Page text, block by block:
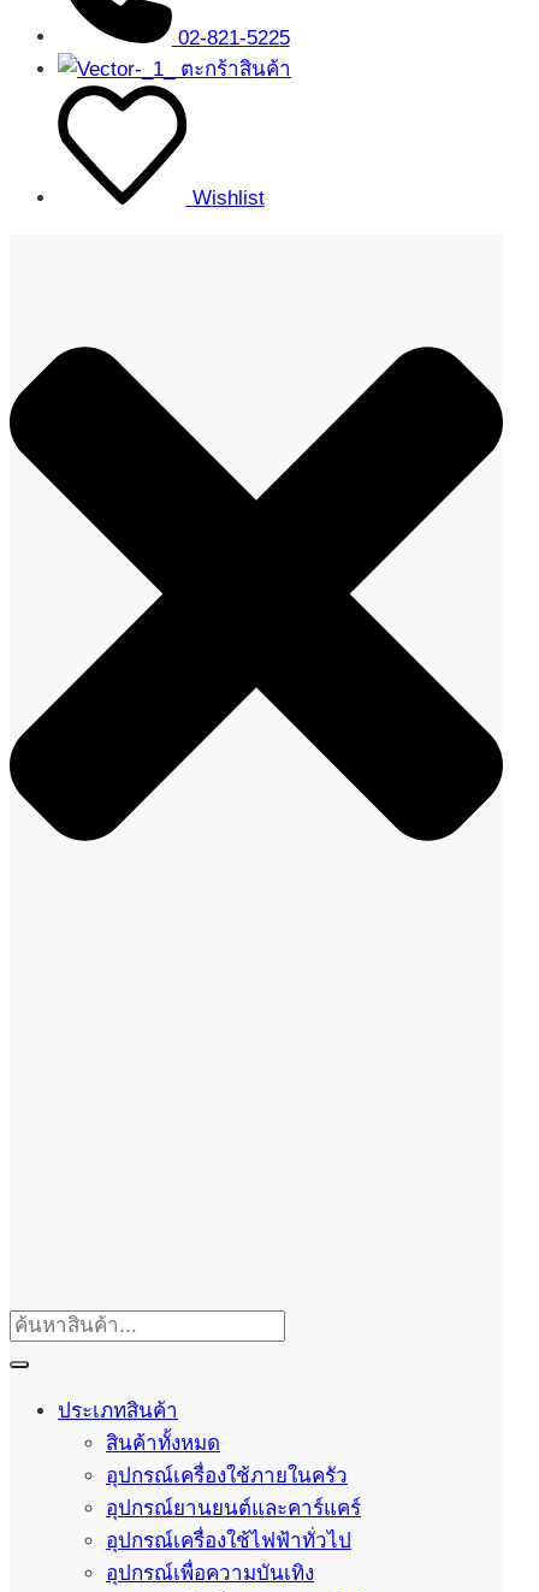
02-821-5225
ตะกร้าสินค้า
Wishlist
ประเภทสินค้า
สินค้าทั้งหมด
อุปกรณ์เครื่องใช้ภายในครัว
อุปกรณ์ยานยนต์และคาร์แคร์
อุปกรณ์เครื่องใช้ไฟฟ้าทั่วไป
อุปกรณ์เพื่อความบันเทิง